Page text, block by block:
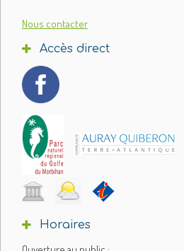
Nous contacter
Accès direct
Horaires